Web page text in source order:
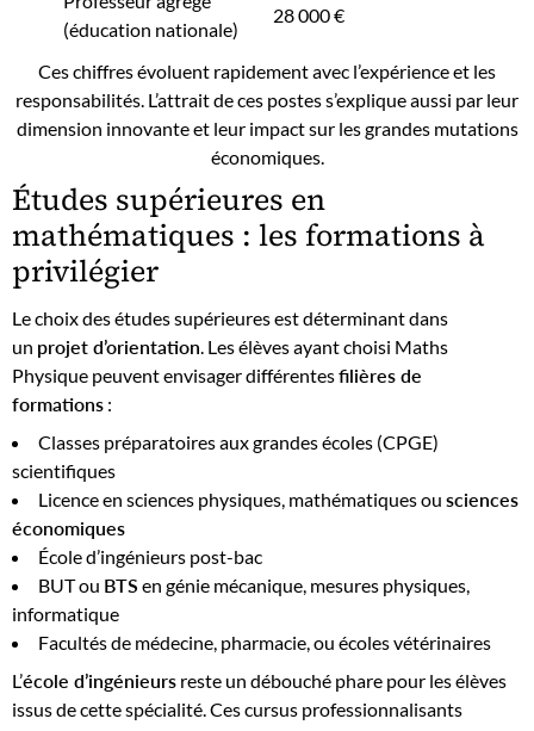
(éducation nationale)
28 000 €
Ces chiffres évoluent rapidement avec l’expérience et les
responsabilités. L’attrait de ces postes s’explique aussi par leur
dimension innovante et leur impact sur les grandes mutations
économiques.
Études supérieures en
mathématiques : les formations à
privilégier
Le choix des études supérieures est déterminant dans
un projet d’orientation . Les élèves ayant choisi Maths
Physique peuvent envisager différentesfilières de
formations :
Classes préparatoires aux grandes écoles (CPGE)
scientifiques
Licence en sciences physiques, mathématiques ou sciences
économiques
École d’ingénieurs post-bac
BUT ou BTS en génie mécanique, mesures physiques,
informatique
Facultés de médecine, pharmacie, ou écoles vétérinaires
L’école d’ingénieurs reste un débouché phare pour les élèves
issus de cette spécialité. Ces cursus professionnalisants